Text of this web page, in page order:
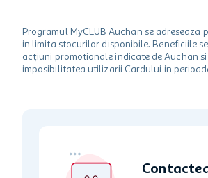
Programul MyCLUB Auchan se
in limita stocurilor disponibile. Beneficiile
acțiuni promotionale indicate de Auchan
imposibilitatea utilizarii Cardului in